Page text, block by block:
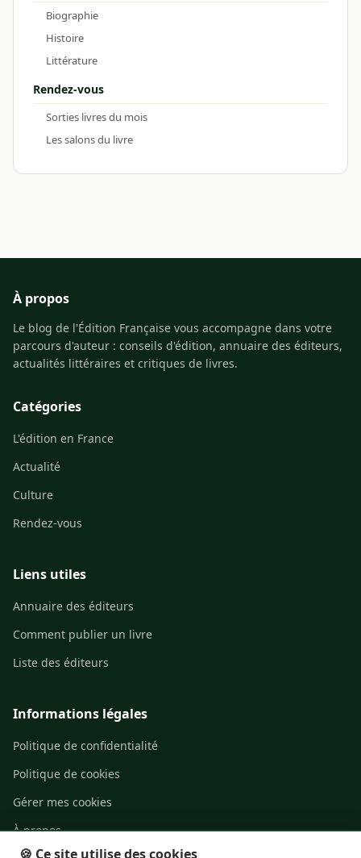
Biographie
Histoire
Littérature
Rendez-vous
Sorties livres du mois
Les salons du livre
À propos
Le blog de l'Édition Française vous accompagne dans votre
parcours d'auteur : conseils d'édition, annuaire des éditeurs,
actualités littéraires et critiques de livres.
Catégories
L'édition en France
Actualité
Culture
Rendez-vous
Liens utiles
Annuaire des éditeurs
Comment publier un livre
Liste des éditeurs
Informations légales
Politique de confidentialité
Politique de cookies
Gérer mes cookies
À propos
🍪 Ce site utilise des cookies